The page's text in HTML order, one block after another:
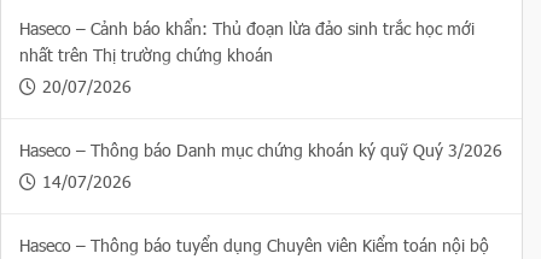
Haseco – Cảnh báo khẩn: Thủ đoạn lừa đảo sinh trắc học mới
nhất trên Thị trường chứng khoán
20/07/2026
Haseco – Thông báo Danh mục chứng khoán ký quỹ Quý 3/2026
14/07/2026
Haseco – Thông báo tuyển dụng Chuyên viên Kiểm toán nội bộ